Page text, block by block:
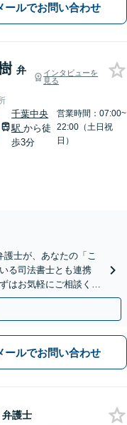
ールでお問い合わせ
弁
インタビューを
見る
千葉中央
駅から徒
歩3分
営業時間：07:00~
22:00（土日祝
日）
護士が、あなたの「こ
る司法書士とも連携
はお気軽にご相談くだ
対応】
ールでお問い合わせ
弁護士